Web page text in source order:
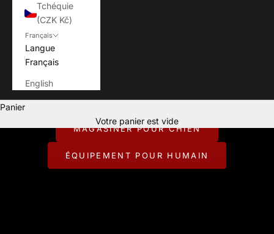
Tchéquie
(CZK Kč)
Français
Langue
Français
English
Panier
Votre panier est vide
MAGASINER POUR CHIEN
ÉQUIPEMENT POUR HUMAIN